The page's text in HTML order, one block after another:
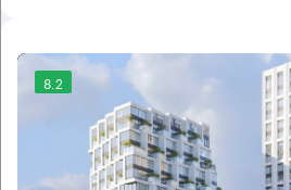
8.2